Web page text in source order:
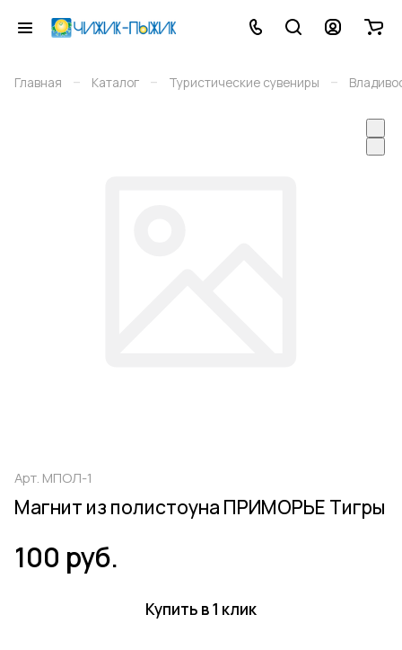
Главная – Каталог – Туристические сувениры –
Арт. МПОЛ-1
Магнит из полистоуна ПРИМОРЬЕ Тигры
100 руб.
Купить в 1 клик